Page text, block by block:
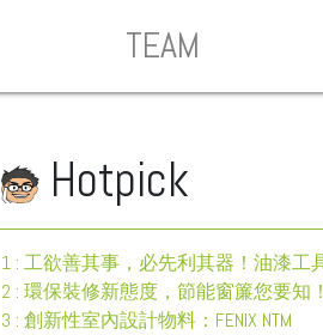
TEAM
Hotpick
2 : 環保裝修新態度，節能窗簾您要知！
3 : 創新性室內設計物料：FENIX NTM